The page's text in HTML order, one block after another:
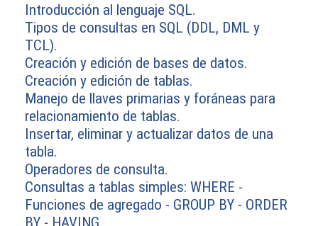
Introducción al lenguaje SQL.
Tipos de consultas en SQL (DDL, DML y
TCL).
Creación y edición de bases de datos.
Creación y edición de tablas.
Manejo de llaves primarias y foráneas para
relacionamiento de tablas.
Insertar, eliminar y actualizar datos de una
tabla.
Operadores de consulta.
Consultas a tablas simples: WHERE -
Funciones de agregado - GROUP BY - ORDER
BY - HAVING.